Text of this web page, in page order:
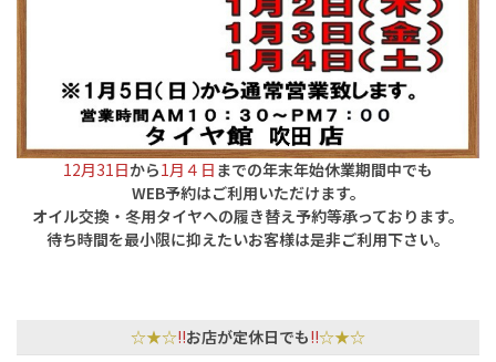
12月31日から1月４日 までの年末年始休業期間中でも
WEB予約はご利用いただけます。
オイル交換・冬用タイヤへの履き替え予約等承っております。
待ち時間を最小限に抑えたいお客様は是非ご利用下さい。
☆★☆!!お店が定休日でも!!☆★☆